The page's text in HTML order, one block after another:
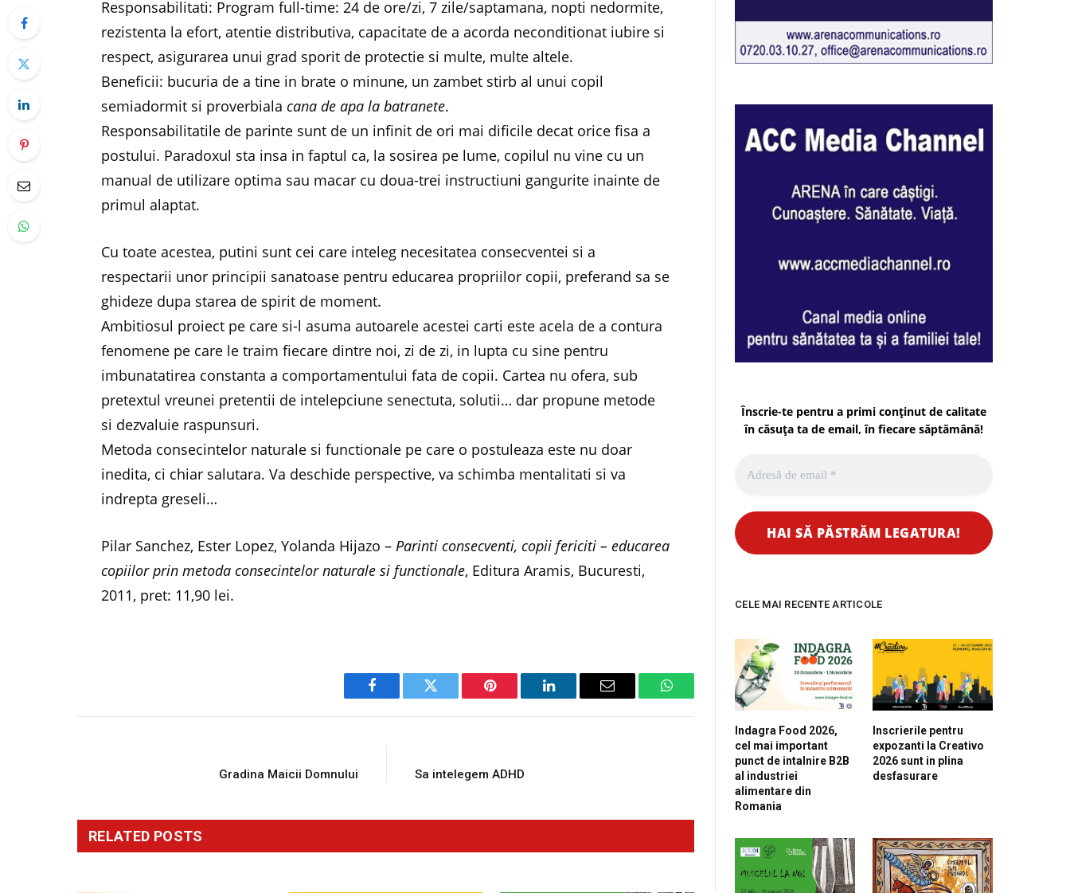
Responsabilitati: Program full-time: 24 de ore/zi, 7 zile/saptamana, nopti nedormite,
rezistenta la efort, atentie distributiva, capacitate de a acorda neconditionat iubire si
respect, asigurarea unui grad sporit de protectie si multe, multe altele.
Beneficii: bucuria de a tine in brate o minune, un zambet stirb al unui copil
semiadormit si proverbialacana de apa la batranete.
Responsabilitatile de parinte sunt de un infinit de ori mai dificile decat orice fisa a
postului. Paradoxul sta insa in faptul ca, la sosirea pe lume, copilul nu vine cu un
manual de utilizare optima sau macar cu doua-trei instructiuni gangurite inainte de
primul alaptat.
Cu toate acestea, putini sunt cei care inteleg necesitatea consecventei si a
respectarii unor principii sanatoase pentru educarea propriilor copii, preferand sa se
ghideze dupa starea de spirit de moment.
Ambitiosul proiect pe care si-l asuma autoarele acestei carti este acela de a contura
fenomene pe care le traim fiecare dintre noi, zi de zi, in lupta cu sine pentru
imbunatatirea constanta a comportamentului fata de copii. Cartea nu ofera, sub
pretextul vreunei pretentii de intelepciune senectuta, solutii… dar propune metode
si dezvaluie raspunsuri.
Metoda consecintelor naturale si functionale pe care o postuleaza este nu doar
inedita, ci chiar salutara. Va deschide perspective, va schimba mentalitati si va
indrepta greseli…
Pilar Sanchez, Ester Lopez, Yolanda Hijazo – Parinti consecventi, copii fericiti – educarea
copiilor prin metoda consecintelor naturale si functionale, Editura Aramis, Bucuresti,
2011, pret: 11,90 lei.
Facebook Twitter Pinterest LinkedIn Email WhatsApp
Gradina Maicii Domnului Sa intelegem ADHD
RELATED POSTS
Înscrie-te pentru a primi conținut de calitate
în căsuța ta de email, în fiecare săptămână!
CELE MAI RECENTE ARTICOLE
Indagra Food 2026,
cel mai important
punct de intalnire B2B
al industriei
alimentare din
Romania
Inscrierile pentru
expozanti la Creativo
2026 sunt in plina
desfasurare